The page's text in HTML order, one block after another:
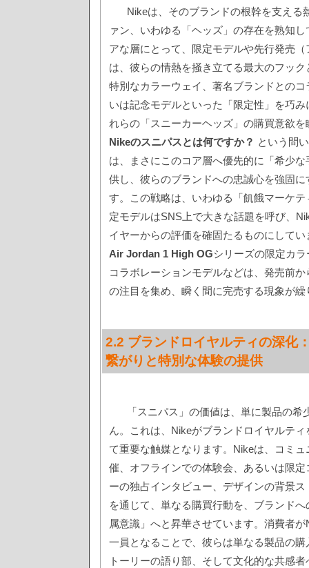
Nikeは、そのブランドの根幹を支える
ァン、いわゆる「ヘッズ」の存在を熟知
アな層にとって、限定モデルや先行発売
は、彼らの情熱を掻き立てる最大のフッ
特別なカラーウェイ、著名ブランドとの
いは記念モデルといった「限定性」を巧
れらの「スニーカーヘッズ」の購買意欲
Nikeのスニパスとは何ですか？ という問
は、まさにこのコア層へ優先的に「希少
供し、彼らのブランドへの忠誠心を強固
す。この戦略は、いわゆる「飢餓マーケ
定モデルはSNS上で大きな話題を呼び、
イヤーからの評価を確固たるものにして
Air Jordan 1 High OGシリーズの限定カ
コラボレーションモデルなどは、発売前
の注目を集め、瞬く間に完売する現象が
2.2 ブランドロイヤルティの深化
繋がりと特別な体験の提供
「スニパス」の価値は、単に製品の希
ん。これは、Nikeがブランドロイヤルテ
て重要な触媒となります。Nikeは、コミ
催、オフラインでの体験会、あるいは限
ーの独占インタビュー、デザインの背景
を通じて、単なる購買行動を、ブランド
属意識」へと昇華させています。消費者
一員となることで、彼らは単なる製品の
トーリーの語り部、そして文化的な共感